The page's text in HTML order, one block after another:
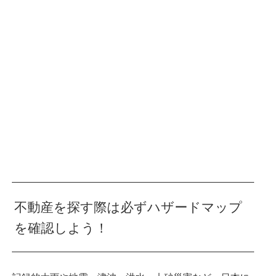
不動産を探す際は必ずハザードマップ
を確認しよう！